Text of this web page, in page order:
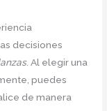
decisiones
. Al elegir una
puedes
de manera